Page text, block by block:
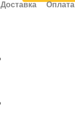
Доставка Оплата